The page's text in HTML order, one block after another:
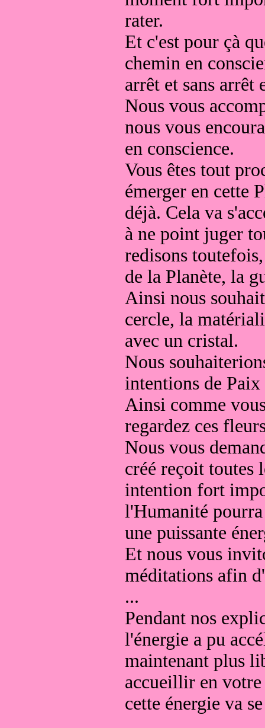
rater.
Et c'est pour çà
chemin en
arrêt et sans arrêt
Nous vous
nous vous
en conscience.
Vous êtes tout
émerger en cette
déjà. Cela va
à ne point juger
redisons
de la Planète, la
Ainsi nous
cercle, la
avec un cristal.
Nous
intentions de Paix
Ainsi comme
regardez ces
Nous vous
créé reçoit toutes
intention fort
l'Humanité
une puissante
Et nous vous
méditations afin
...
Pendant nos
l'énergie a pu
maintenant plus
accueillir en
cette énergie va